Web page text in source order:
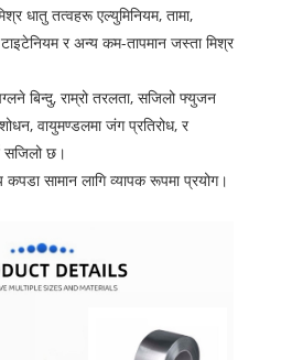
धातु तत्वहरू एल्युमिनियम, तामा,
टाइटेनियम र अन्य कम-तापमान जस्ता मिश्र
बिन्दु, राम्रो तरलता, सजिलो फ्युजन
वायुमण्डलमा जंग प्रतिरोध, र
सजिलो छ।
सामान लागि व्यापक रूपमा प्रयोग।